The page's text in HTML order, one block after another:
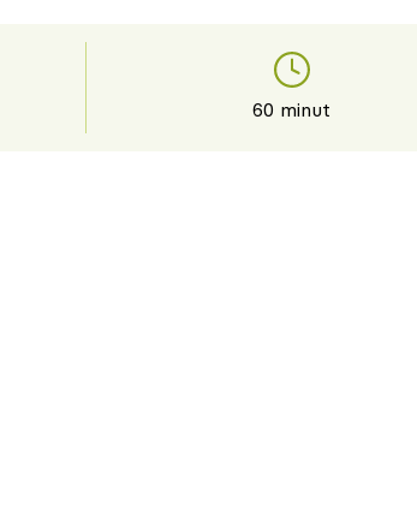
60 minut